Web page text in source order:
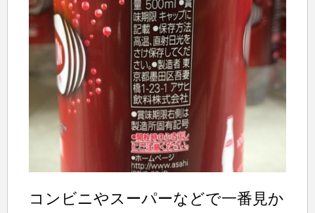
コンビニやスーパーなどで一番見か